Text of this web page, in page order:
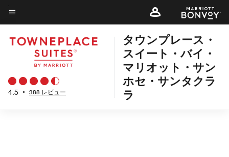
Skip
to
main
content
メニューのテキスト
4.5 • 388 レビュー
タウンプレース・
スイート・バイ・
マリオット・サン
ホセ・サンタクラ
ラ